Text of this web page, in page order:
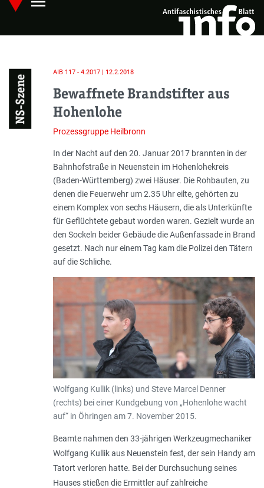
Skip
main
Hauptmenü öffnen
NS-Szene
AIB 117 - 4.2017 | 12.2.2018
Bewaffnete Brandstifter aus
Hohenlohe
Prozessgruppe Heilbronn
Einleitung
In der Nacht auf den 20. Januar 2017 brannten in der
Bahnhofstraße in Neuenstein im Hohenlohekreis
(Baden-Württemberg) zwei Häuser. Die Rohbauten, zu
denen die Feuerwehr um 2.35 Uhr eilte, gehörten zu
einem Komplex von sechs Häusern, die als Unterkünfte
für Geflüchtete gebaut worden waren. Gezielt wurde an
den Sockeln beider Gebäude die Außenfassade in Brand
gesetzt. Nach nur einem Tag kam die Polizei den Tätern
auf die Schliche.
Wolfgang Kullik (links) und Steve Marcel Denner
(rechts) bei einer Kundgebung von „Hohenlohe wacht
auf“ in Öhringen am 7. November 2015.
Beamte nahmen den 33-jährigen Werkzeugmechaniker
Wolfgang Kullik aus Neuenstein fest, der sein Handy am
Tatort verloren hatte. Bei der Durchsuchung seines
Hauses stießen die Ermittler auf zahlreiche